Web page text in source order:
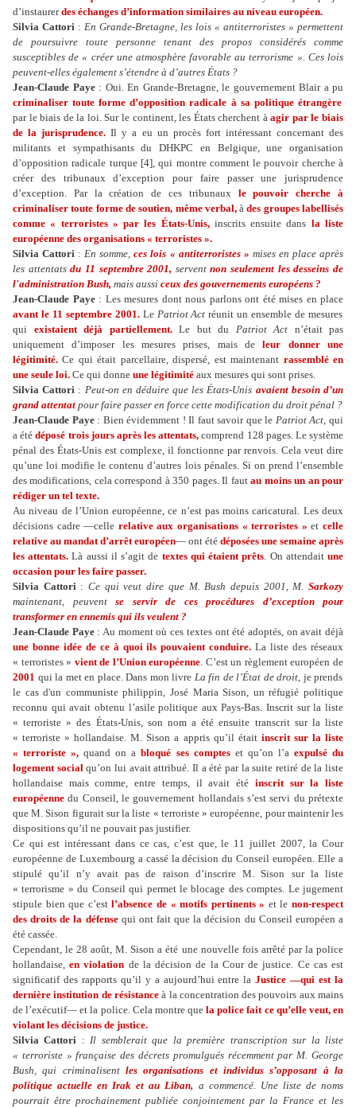
d’instaurerdes échanges d’information similaires au niveau européen.
Silvia Cattori : En Grande-Bretagne, les lois « antiterroristes » permettent
de poursuivre toute personne tenant des propos considérés comme
susceptibles de « créer une atmosphère favorable au terrorisme ». Ces lois
peuvent-elles également s’étendre à d’autres États ?
Jean-Claude Paye: Oui. En Grande-Bretagne, le gouvernement Blair a pu
criminaliser toute forme d’opposition radicale à sa politique étrangère
par le biais de la loi. Sur le continent, les États cherchent àagir par le biais
de la jurisprudence. Il y a eu un procès fort intéressant concernant des
militants et sympathisants du DHKPC en Belgique, une organisation
d’opposition radicale turque [4], qui montre comment le pouvoir cherche à
créer des tribunaux d’exception pour faire passer une jurisprudence
d’exception. Par la création de ces tribunauxle pouvoir cherche à
criminaliser toute forme de soutien, même verbal,àdes groupes labellisés
comme « terroristes » par les États-Unis,inscrits ensuite dans la liste
européenne des organisations « terroristes ».
Silvia Cattori :En somme,ces lois « antiterroristes » mises en place après
les attentatsdu 11 septembre 2001, serventnon seulement les desseins de
l'administration Bush, mais aussi ceux des gouvernements européens ?
Jean-Claude Paye: Les mesures dont nous parlons ont été mises en place
avant le 11 septembre 2001.Le Patriot Act réunit un ensemble de mesures
qui existaient déjà partiellement. Le but du Patriot Act n’était pas
uniquement d’imposer les mesures prises, mais deleur donner une
légitimité. Ce qui était parcellaire, dispersé, est maintenant rassemblé en
une seule loi. Ce qui donne une légitimité aux mesures qui sont prises.
Silvia Cattori : Peut-on en déduire que les États-Unis avaient besoin d’un
grand attentat pour faire passer en force cette modification du droit pénal ?
Jean-Claude Paye: Bien évidemment ! Il faut savoir que le Patriot Act, qui
a été déposé trois jours après les attentats, comprend 128 pages. Le système
pénal des États-Unis est complexe, il fonctionne par renvois. Cela veut dire
qu’une loi modifie le contenu d’autres lois pénales. Si on prend l’ensemble
des modifications, cela correspond à 350 pages. Il fautau moins un an pour
rédiger un tel texte.
Au niveau de l’Union européenne, ce n’est pas moins caricatural. Les deux
décisions cadre —celle relative aux organisations « terroristes » etcelle
relative au mandat d’arrêt européen— ont été déposées une semaine après
les attentats. Là aussi il s’agit de textes qui étaient prêts. On attendaitune
occasion pour les faire passer.
Silvia Cattori:Ce qui veut dire que M. Bush depuis 2001, M. Sarkozy
maintenant, peuvent se servir de ces procédures d’exception pour
transformer en ennemis qui ils veulent ?
Jean-Claude Paye: Au moment où ces textes ont été adoptés, on avait déjà
une bonne idée de ce à quoi ils pouvaient conduire. La liste des réseaux
« terroristes » vient de l’Union européenne. C’est un règlement européen de
2001 qui la met en place. Dans mon livre La fin de l’État de droit, je prends
le cas d'un communiste philippin, José Maria Sison, un réfugié politique
reconnu qui avait obtenu l’asile politique aux Pays-Bas. Inscrit sur la liste
« terroriste » des États-Unis, son nom a été ensuite transcrit sur la liste
« terroriste » hollandaise. M. Sison a appris qu’il étaitinscrit sur la liste
« terroriste », quand on abloqué ses compteset qu’on l’a expulsé du
logement socialqu’on lui avait attribué. Il a été par la suite retiré de la liste
hollandaise mais comme, entre temps, il avait été inscrit sur la liste
européenne du Conseil, le gouvernement hollandais s’est servi du prétexte
que M. Sison figurait sur la liste « terroriste » européenne, pour maintenir les
dispositions qu’il ne pouvait pas justifier.
Ce qui est intéressant dans ce cas, c’est que, le 11 juillet 2007, la Cour
européenne de Luxembourg a cassé la décision du Conseil européen. Elle a
stipulé qu’il n’y avait pas de raison d’inscrire M. Sison sur la liste
« terrorisme » du Conseil qui permet le blocage des comptes. Le jugement
stipule bien que c’estl’absence de « motifs pertinents » et le non-respect
des droits de la défense qui ont fait que la décision du Conseil européen a
été cassée.
Cependant, le 28 août, M. Sison a été une nouvelle fois arrêté par la police
hollandaise,en violation de la décision de la Cour de justice. Ce cas est
significatif des rapports qu’il y a aujourd’hui entre laJustice —qui est la
dernière institution de résistanceà la concentration des pouvoirs aux mains
de l’exécutif— et la police. Cela montre que la police fait ce qu’elle veut, en
violant les décisions de justice.
Silvia Cattori :Il semblerait que la première transcription sur la liste
« terroriste » française des décrets promulgués récemment par M. George
Bush, qui criminalisent les organisations et individus s’opposant à la
politique actuelle en Irak et au Liban, a commencé. Une liste de noms
pourrait être prochainement publiée conjointement par la France et les